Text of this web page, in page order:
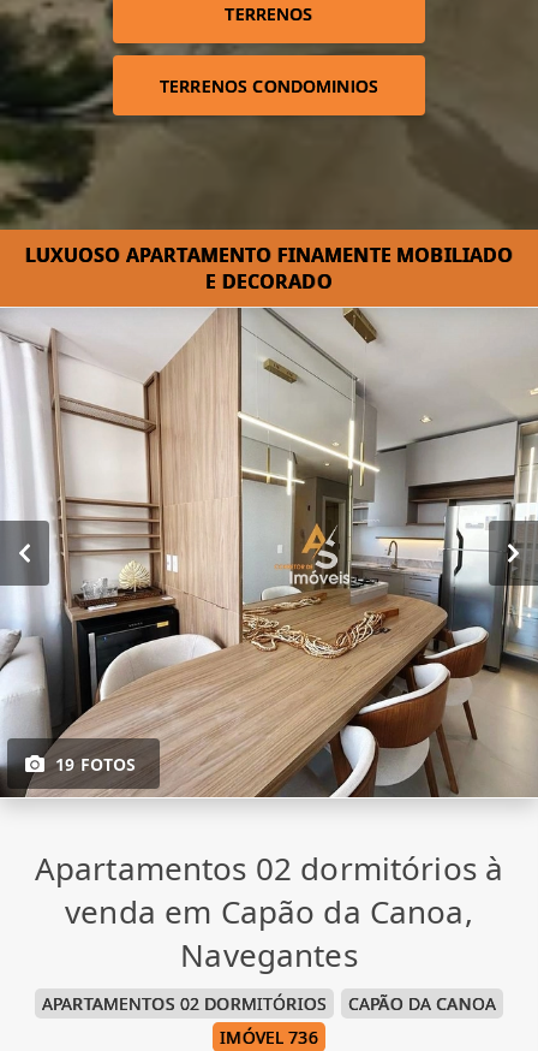
TERRENOS
TERRENOS CONDOMINIOS
LUXUOSO APARTAMENTO FINAMENTE MOBILIADO
E DECORADO
19 FOTOS
Apartamentos 02 dormitórios à
venda em Capão da Canoa,
Navegantes
APARTAMENTOS 02 DORMITÓRIOS
CAPÃO DA CANOA
IMÓVEL 736